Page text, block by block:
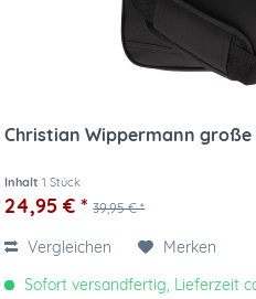
Christian Wippermann
Inhalt1 Stück
24,95 € * 39,95 € *
Vergleichen
Merken
Sofort versandfertig, Lieferzeit